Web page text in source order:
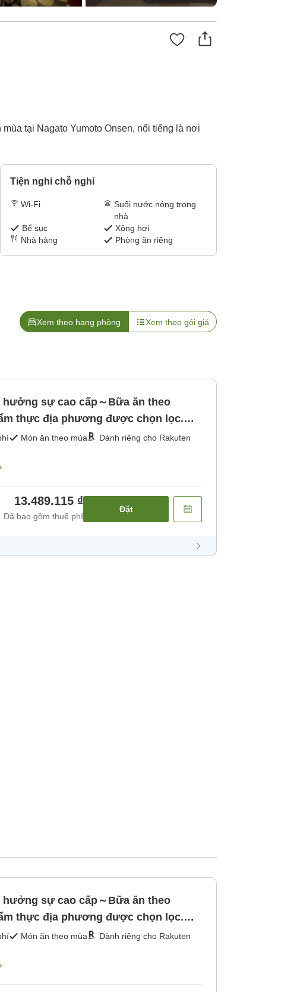
tại Nagato Yumoto Onsen, nổi tiếng là nơi
Tiện nghi chỗ nghỉ
Wi-Fi
Suối nước nóng trong
nhà
Bể sục
Xông hơi
Nhà hàng
Phòng ăn riêng
Xem theo hạng phòng Xem theo gói giá
hưởng sự cao cấp～Bữa ăn theo
thực địa phương được chọn lọc.
Món ăn theo mùa
Dành riêng cho Rakuten
13.489.115 ₫
Đã bao gồm thuế phí
Đặt
hưởng sự cao cấp～Bữa ăn theo
thực địa phương được chọn lọc.
Món ăn theo mùa
Dành riêng cho Rakuten